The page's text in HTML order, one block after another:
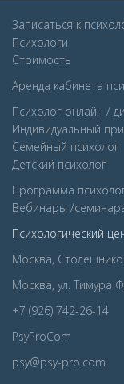
Записаться к
Психологи
Стоимость
Аренда кабинета
Психолог онлайн /
Индивидуальный
Семейный психолог
Детcкий психолог
Программа
Вебинары /
Психологический
Москва,
Москва, ул. Тимура
+7 (926) 742-26-14
PsyProCom
psy@psy-pro.com